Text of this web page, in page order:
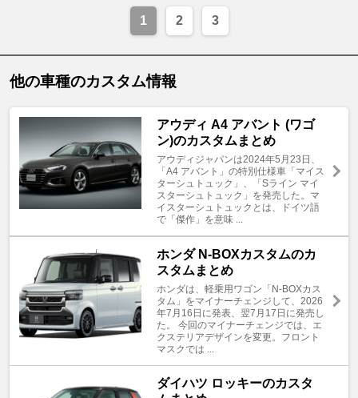
1 2 3
他の車種のカスタム情報
アウディ A4 アバント (ワゴ
ン)のカスタムまとめ
アウディジャパンは2024年5月23日、
「A4 アバント」の特別仕様車「マイス
ターシュトュック」、「Sライン マイ
スターシュトュック」を発売した。マ
イスターシュトュックとは、ドイツ語
で「傑作」を意味 ...
ホンダ N-BOXカスタムのカ
スタムまとめ
ホンダは、軽乗用ワゴン「N-BOXカス
タム」をマイナーチェンジして、2026
年7月16日に発表、翌7月17日に発売し
た。 今回のマイナーチェンジでは、エ
クステリアデザインを変更。フロント
マスクでは ...
ダイハツ ロッキーのカスタ